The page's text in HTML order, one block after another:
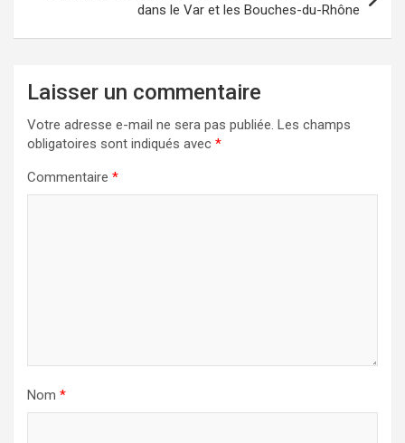
dans le Var et les Bouches-du-Rhône
Laisser un commentaire
Votre adresse e-mail ne sera pas publiée. Les champs
obligatoires sont indiqués avec *
Commentaire *
Nom *